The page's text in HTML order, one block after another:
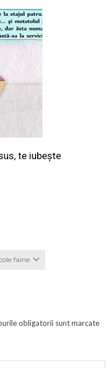
te iubește
faine
obligatorii sunt marcate